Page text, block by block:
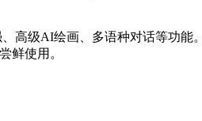
级AI绘画、多语种对话等功能
鲜使用。